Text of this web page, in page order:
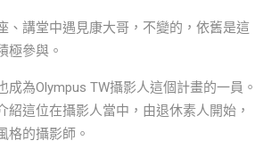
、講堂中遇見康大哥，不變的，依舊是這
極參與。
成為Olympus TW攝影人這個計畫的一員。
紹這位在攝影人當中，由退休素人開始，
格的攝影師。